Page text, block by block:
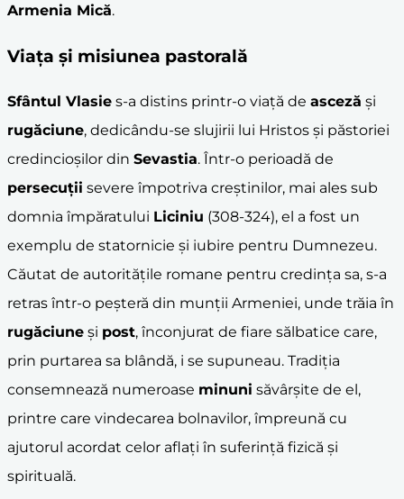
Armenia Mică.
Viața și misiunea pastorală
Sfântul Vlasie s-a distins printr-o viață de asceză și
rugăciune, dedicându-se slujirii lui Hristos și păstoriei
credincioșilor din Sevastia. Într-o perioadă de
persecuții severe împotriva creștinilor, mai ales sub
domnia împăratului Liciniu (308-324), el a fost un
exemplu de statornicie și iubire pentru Dumnezeu.
Căutat de autoritățile romane pentru credința sa, s-a
retras într-o peșteră din munții Armeniei, unde trăia în
rugăciune și post, înconjurat de fiare sălbatice care,
prin purtarea sa blândă, i se supuneau. Tradiția
consemnează numeroase minuni săvârșite de el,
printre care vindecarea bolnavilor, împreună cu
ajutorul acordat celor aflați în suferință fizică și
spirituală.